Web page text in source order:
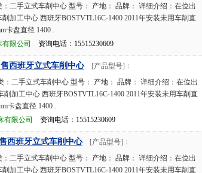
：二手立式车削中心 型号： 产地： 品牌： 详细介绍：在位出
加工中心 西班牙BOSTVTL16C-1400 2011年安装未用车削直
卡盘直径 1400 .
限公司
资询电话：15515230609
西班牙立式车削中心
[产品型号]：
：二手立式车削中心 型号： 产地： 品牌： 详细介绍：在位出
削加工中心 西班牙BOSTVTL16C-1400 2011年安装未用车削直
卡盘直径 1400 .
有限公司
资询电话：15515230609
西班牙立式车削中心
[产品型号]：
：二手立式车削中心 型号： 产地： 品牌： 详细介绍：在位出
加工中心 西班牙BOSTVTL16C-1400 2011年安装未用车削直